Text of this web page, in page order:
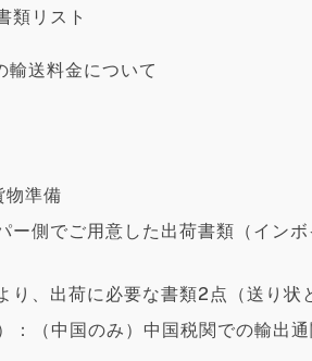
類リスト
輸送料金について
物準備
ー側でご用意した出荷書類（イン
り、出荷に必要な書類2点（送り状
：（中国のみ）中国税関での輸出